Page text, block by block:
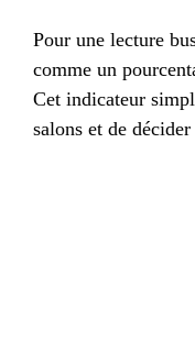
Pour une lecture
comme un
Cet indicateur
salons et de